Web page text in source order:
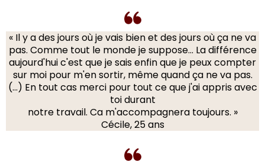
« Il y a des jours où je vais bien et des jours où ça ne va
pas. Comme tout le monde je suppose... La différence
aujourd'hui c'est que je sais enfin que je peux compter
sur moi pour m'en sortir, même quand ça ne va pas.
(…) En tout cas merci pour tout ce que j'ai appris avec
toi durant
notre travail. Ca m'accompagnera toujours. »
Cécile, 25 ans